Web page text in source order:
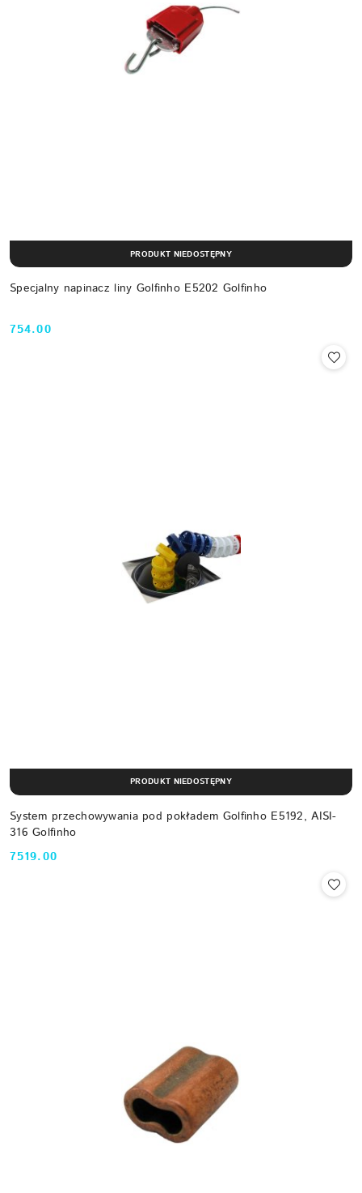
Specjalny napinacz liny Golfinho E5202 Golfinho
Cena:
754.00
PRODUKT NIEDOSTĘPNY
System przechowywania pod pokładem Golfinho E5192, AISI-
316 Golfinho
Cena:
7519.00
PRODUKT NIEDOSTĘPNY